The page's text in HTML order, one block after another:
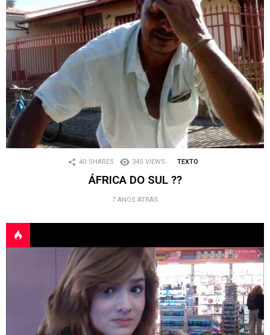
40 SHARES 345 VIEWS TEXTO
ÁFRICA DO SUL ??
7 ANOS ATRÁS